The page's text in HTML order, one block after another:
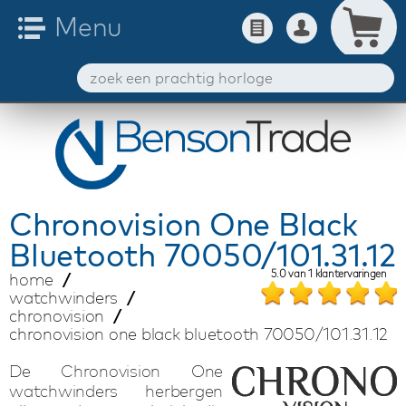
Chronovision One Black
Bluetooth 70050/101.31.12
home
watchwinders
chronovision
chronovision one black bluetooth 70050/101.31.12
5.0van1 klantervaringen
De Chronovision One
watchwinders herbergen